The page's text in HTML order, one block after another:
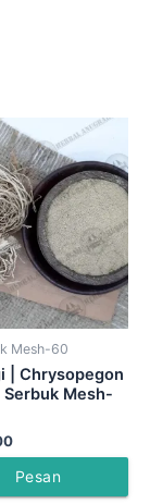
Mesh-60
| Chrysopegon
Mesh-
Pesan